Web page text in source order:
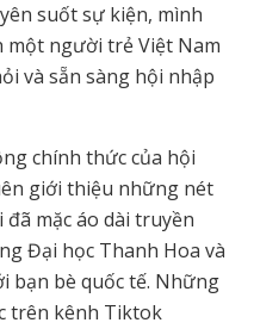
suốt sự kiện, mình
một người trẻ Việt Nam
và sẵn sàng hội nhập
chính thức của hội
giới thiệu những nét
mặc áo dài truyền
Đại học Thanh Hoa và
bạn bè quốc tế. Những
trên kênh Tiktok